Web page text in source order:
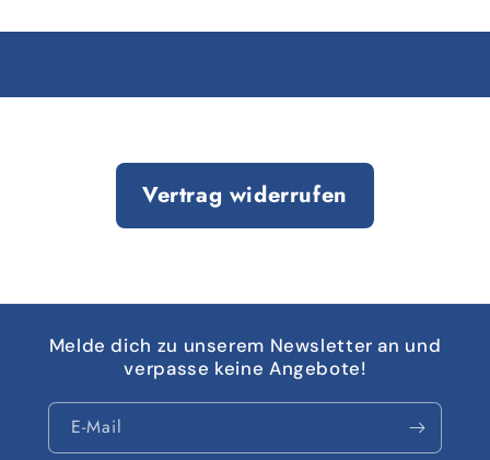
Vertrag widerrufen
Melde dich zu unserem Newsletter an und
verpasse keine Angebote!
E-Mail